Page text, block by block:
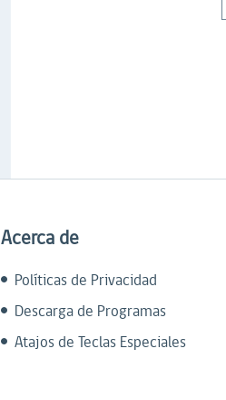
Acerca de
Políticas de Privacidad
Descarga de Programas
Atajos de Teclas Especiales